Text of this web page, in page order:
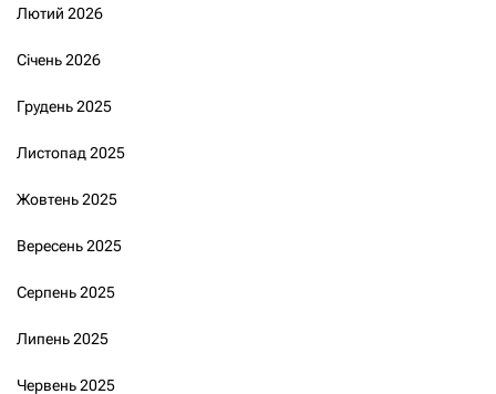
Лютий 2026
Січень 2026
Грудень 2025
Листопад 2025
Жовтень 2025
Вересень 2025
Серпень 2025
Липень 2025
Червень 2025